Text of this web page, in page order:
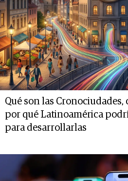
Qué son las
por qué Latinoamérica
para desarrollarlas